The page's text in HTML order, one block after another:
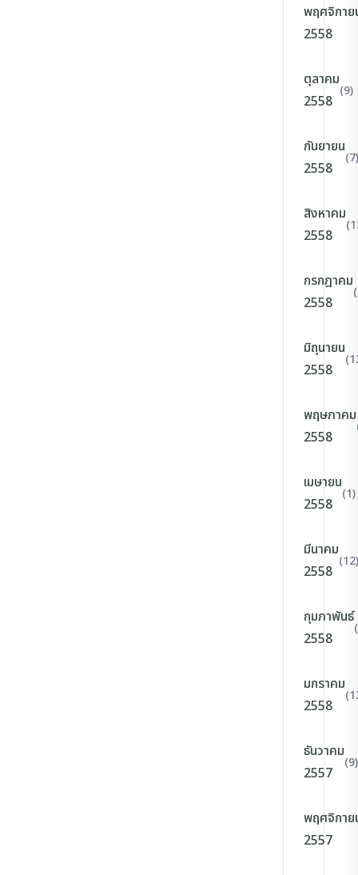
พฤศจิกาย
2558
ตุลาคม
2558
(9)
กันยายน
2558
(7)
สิงหาคม
2558
กรกฎาคม
2558
มิถุนายน
2558
พฤษภาคม
2558
เมษายน
2558
(1)
มีนาคม
2558
(12)
กุมภาพันธ์
2558
มกราคม
2558
ธันวาคม
2557
(9)
พฤศจิกาย
2557